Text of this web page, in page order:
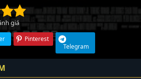
giá
Pinterest
Telegram